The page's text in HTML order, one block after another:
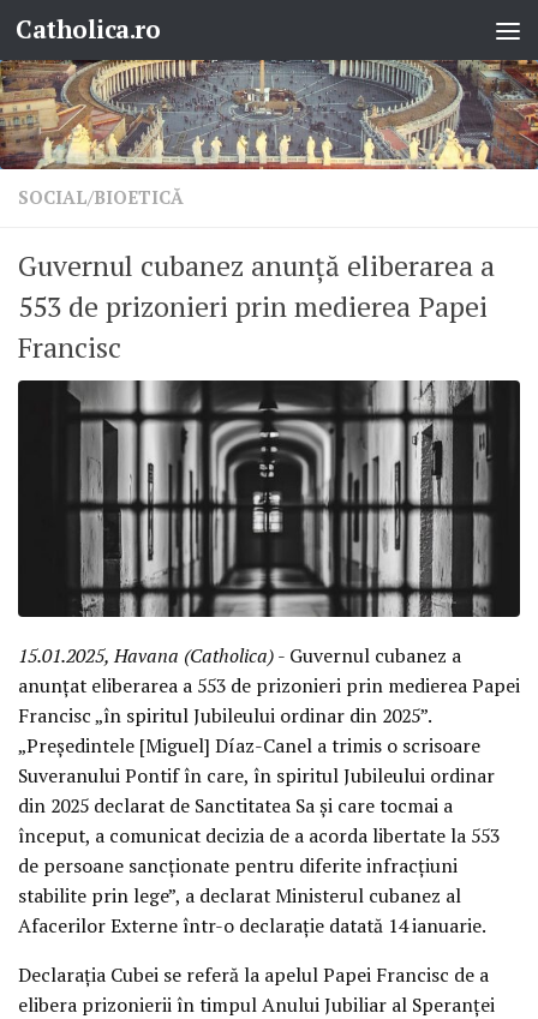
Skip to content
Catholica.ro
SOCIAL/BIOETICĂ
Guvernul cubanez anunță eliberarea a
553 de prizonieri prin medierea Papei
Francisc
15.01.2025, Havana (Catholica)- Guvernul cubanez a
anunțat eliberarea a 553 de prizonieri prin medierea Papei
Francisc „în spiritul Jubileului ordinar din 2025”.
„Președintele [Miguel] Díaz-Canel a trimis o scrisoare
Suveranului Pontif în care, în spiritul Jubileului ordinar
din 2025 declarat de Sanctitatea Sa și care tocmai a
început, a comunicat decizia de a acorda libertate la 553
de persoane sancționate pentru diferite infracțiuni
stabilite prin lege”, a declarat Ministerul cubanez al
Afacerilor Externe într-o declarație datată 14 ianuarie.
Declarația Cubei se referă la apelul Papei Francisc de a
elibera prizonierii în timpul Anului Jubiliar al Speranței